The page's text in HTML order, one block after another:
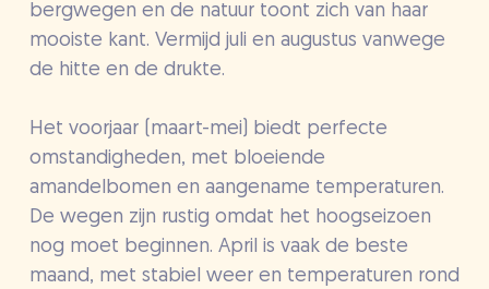
bergwegen en de natuur toont zich van haar
mooiste kant. Vermijd juli en augustus vanwege
de hitte en de drukte.
Het voorjaar (maart-mei) biedt perfecte
omstandigheden, met bloeiende
amandelbomen en aangename temperaturen.
De wegen zijn rustig omdat het hoogseizoen
nog moet beginnen. April is vaak de beste
maand, met stabiel weer en temperaturen rond